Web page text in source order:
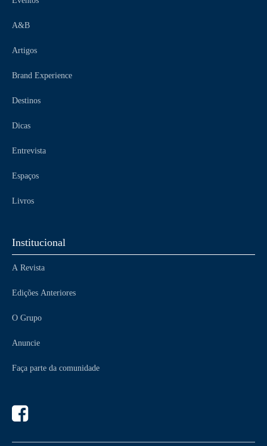
A&B
Artigos
Brand Experience
Destinos
Dicas
Entrevista
Espaços
Livros
Institucional
A Revista
Edições Anteriores
O Grupo
Anuncie
Faça parte da comunidade